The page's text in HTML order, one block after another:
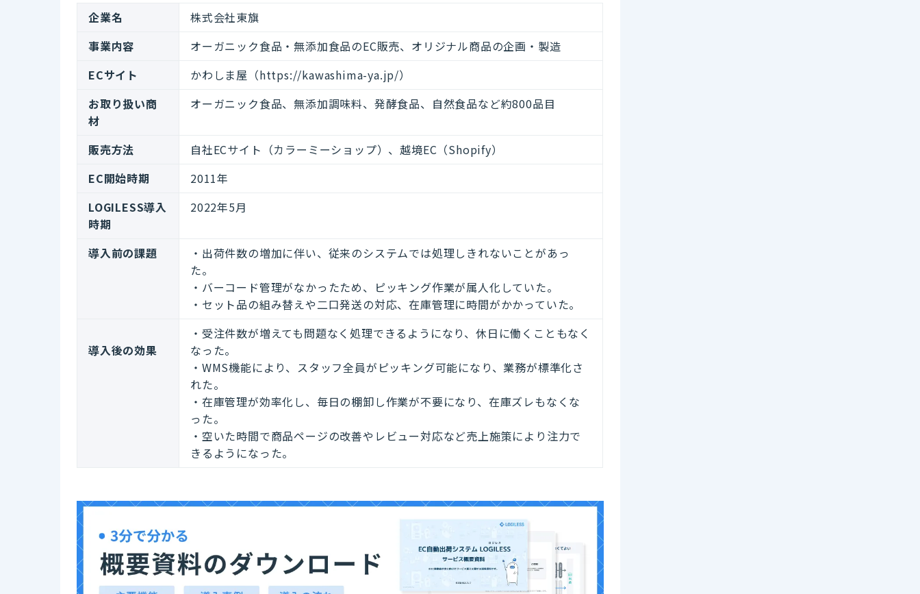
企業名
株式会社東旗
事業内容
オーガニック食品・無添加食品のEC販売、オリジナル商品の企画・製造
ECサイト
かわしま屋（https://kawashima-ya.jp/）
お取り扱い商
材
オーガニック食品、無添加調味料、発酵食品、自然食品など約800品目
販売方法
自社ECサイト（カラーミーショップ）、越境EC（Shopify）
EC開始時期
2011年
LOGILESS導入
時期
2022年5月
導入前の課題
・出荷件数の増加に伴い、従来のシステムでは処理しきれないことがあっ
た。
・バーコード管理がなかったため、ピッキング作業が属人化していた。
・セット品の組み替えや二口発送の対応、在庫管理に時間がかかっていた。
導入後の効果
・受注件数が増えても問題なく処理できるようになり、休日に働くこともなく
なった。
・WMS機能により、スタッフ全員がピッキング可能になり、業務が標準化さ
れた。
・在庫管理が効率化し、毎日の棚卸し作業が不要になり、在庫ズレもなくな
った。
・空いた時間で商品ページの改善やレビュー対応など売上施策により注力で
きるようになった。